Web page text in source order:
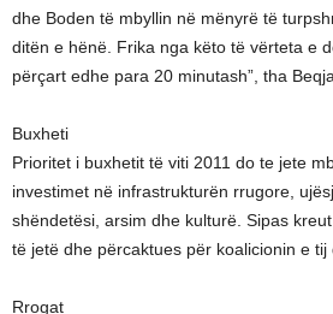
dhe Boden të mbyllin në mënyrë të
ditën e hënë. Frika nga këto të vërteta e
përçart edhe para 20 minutash”, tha Beqja.
Buxheti
Prioritet i buxhetit të viti 2011 do te jete
investimet në infrastrukturën rrugore,
shëndetësi, arsim dhe kulturë. Sipas
të jetë dhe përcaktues për koalicionin e tij
Rrogat